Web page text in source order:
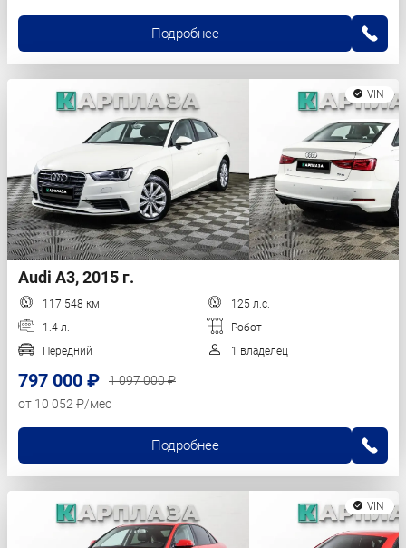
Подробнее
VIN
Audi A3, 2015 г.
117 548 км
125 л.с.
1.4 л.
Робот
Передний
1 владелец
797 000 ₽
1 097 000 ₽
от 10 052 ₽/мес
Подробнее
VIN